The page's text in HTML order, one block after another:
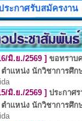
ระกาศรับสมัครงาน
มิ.ย./2569 ] ขอทราบ
ำแหน่ง นักวิชาการศึก
มิ.ย./2569 ] ประกาศ
ำแหน่ง นักวิชาการศึก